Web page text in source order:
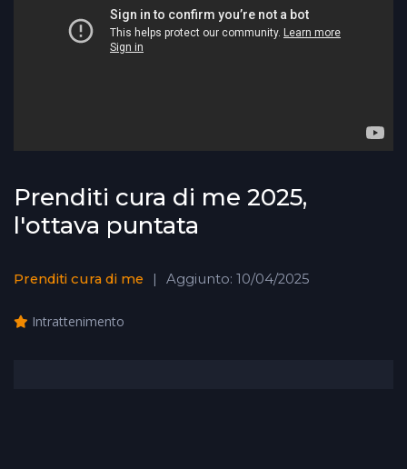
Prenditi cura di me 2025,
l'ottava puntata
Prenditi cura di me Aggiunto: 10/04/2025
Intrattenimento